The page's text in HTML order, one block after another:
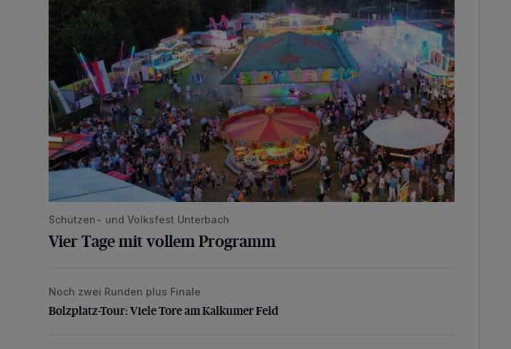
Schützen- und Volksfest Unterbach
Vier Tage mit vollem Programm
Bolzplatz-Tour: Viele Tore am Kalkumer Feld
Noch zwei Runden plus Finale
Bolzplatz-Tour: Viele Tore am Kalkumer Feld